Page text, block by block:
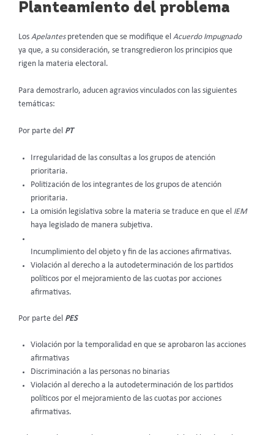
Planteamiento del problema
Los Apelantes pretenden que se modifique el Acuerdo Impugnado
ya que, a su consideración, se transgredieron los principios que
rigen la materia electoral.
Para demostrarlo, aducen agravios vinculados con las siguientes
temáticas:
Por parte del PT
Irregularidad de las consultas a los grupos de atención
prioritaria.
Politización de los integrantes de los grupos de atención
prioritaria.
La omisión legislativa sobre la materia se traduce en que el IEM
haya legislado de manera subjetiva.
Incumplimiento del objeto y fin de las acciones afirmativas.
Violación al derecho a la autodeterminación de los partidos
políticos por el mejoramiento de las cuotas por acciones
afirmativas.
Por parte del PES
Violación por la temporalidad en que se aprobaron las acciones
afirmativas
Discriminación a las personas no binarias
Violación al derecho a la autodeterminación de los partidos
políticos por el mejoramiento de las cuotas por acciones
afirmativas.